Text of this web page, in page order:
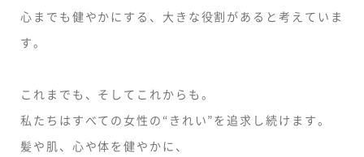
心までも健やかにする、大きな役割があると考えていま
す。
これまでも、そしてこれからも。
私たちはすべての女性の“きれい”を追求し続けます。
髪や肌、心や体を健やかに、